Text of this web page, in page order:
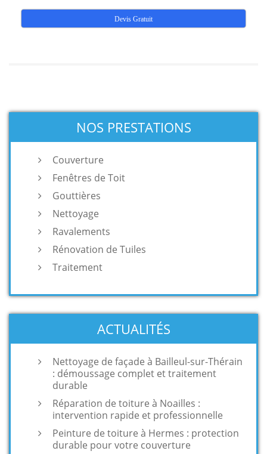
Devis Gratuit
NOS PRESTATIONS
Couverture
Fenêtres de Toit
Gouttières
Nettoyage
Ravalements
Rénovation de Tuiles
Traitement
ACTUALITÉS
Nettoyage de façade à Bailleul-sur-Thérain
: démoussage complet et traitement
durable
Réparation de toiture à Noailles :
intervention rapide et professionnelle
Peinture de toiture à Hermes : protection
durable pour votre couverture